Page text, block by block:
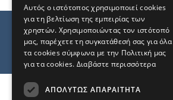
Αυτός ο ιστότοπος χρησιμοποιεί cookies
για τη βελτίωση της εμπειρίας των
χρηστών. Χρησιμοποιώντας τον ιστότοπό
μας, παρέχετε τη συγκατάθεσή σας για όλα
τα cookies σύμφωνα με την Πολιτική μας
για τα cookies. Διαβάστε περισσότερα
ΑΠΟΛΎΤΩΣ ΑΠΑΡΑΊΤΗΤΑ